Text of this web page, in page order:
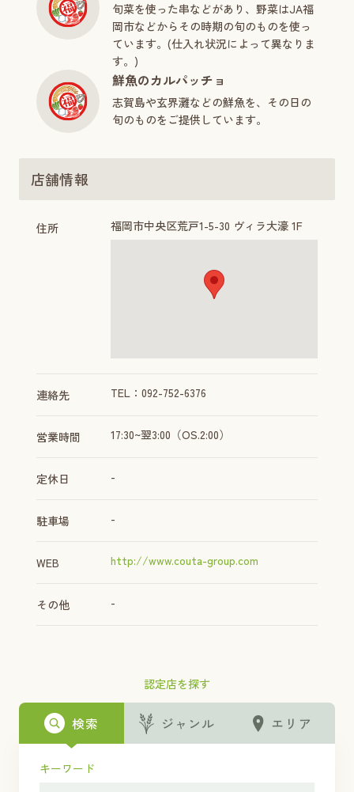
認定店を探す
検索 ジャンル エリア
キーワード
旬菜を使った串などがあり、野菜はJA福
岡市などからその時期の旬のものを使っ
ています。(仕入れ状況によって異なりま
す。)
鮮魚のカルパッチョ
志賀島や玄界灘などの鮮魚を、その日の
旬のものをご提供しています。
店舗情報
住所 福岡市中央区荒戸1-5-30 ヴィラ大濠 1F
連絡先 TEL：092-752-6376
営業時間 17:30~翌3:00（OS.2:00）
定休日 -
駐車場 -
WEB http://www.couta-group.com
その他 -